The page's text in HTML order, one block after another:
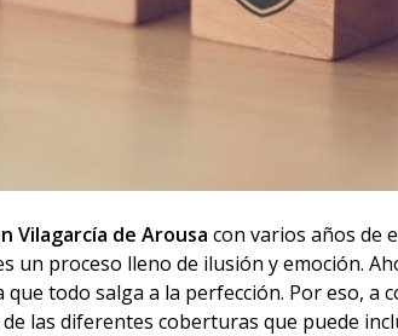
Vilagarcía de Arousa con varios años de
un proceso lleno de ilusión y emoción.
todo salga a la perfección. Por eso, a
de las diferentes coberturas que puede